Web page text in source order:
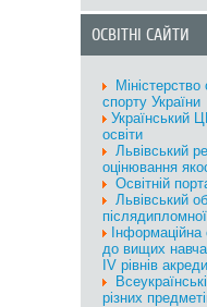
ОСВІТНІ САЙТИ
спорту України
Український
освіти
Львівський
оцінювання
Освітній
Львівський
до вищих
IV рівнів
різних